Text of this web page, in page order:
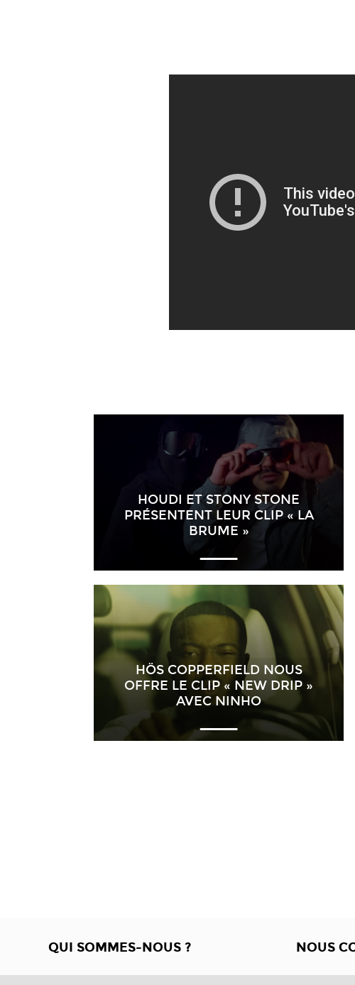
HOUDI ET STONY STONE
PRÉSENTENT LEUR CLIP « LA
BRUME »
HÖS COPPERFIELD NOUS
OFFRE LE CLIP « NEW DRIP »
AVEC NINHO
QUI SOMMES-NOUS ? NOUS